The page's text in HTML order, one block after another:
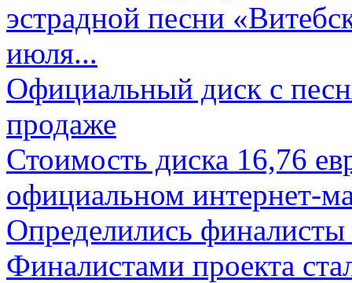
эстрадной песни
июля...
Официальный диск с
продаже
Стоимость диска 16,76
официальном интернет-
Определились
Финалистами проекта